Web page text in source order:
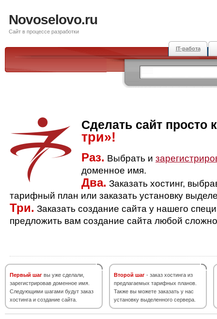
Novoselovo.ru
Сайт в процессе разработки
IT-работа
Сделать сайт просто
три»!
Раз. Выбрать и
доменное имя.
Два. Заказать хостинг,
тарифный план или заказать установку
Три. Заказать создание сайта у нашего
предложить вам создание сайта любой
Первый шаг вы уже сделали,
зарегистрировав доменное имя.
Следующими шагами будут заказ
хостинга и создание сайта.
Второй шаг - заказ хостинга из
предлагаемых тарифных планов.
Также вы можете заказать у нас
установку выделенного сервера.